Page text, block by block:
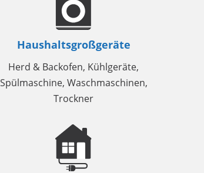
Haushaltsgroßgeräte
Herd & Backofen, Kühlgeräte,
Spülmaschine, Waschmaschinen,
Trockner